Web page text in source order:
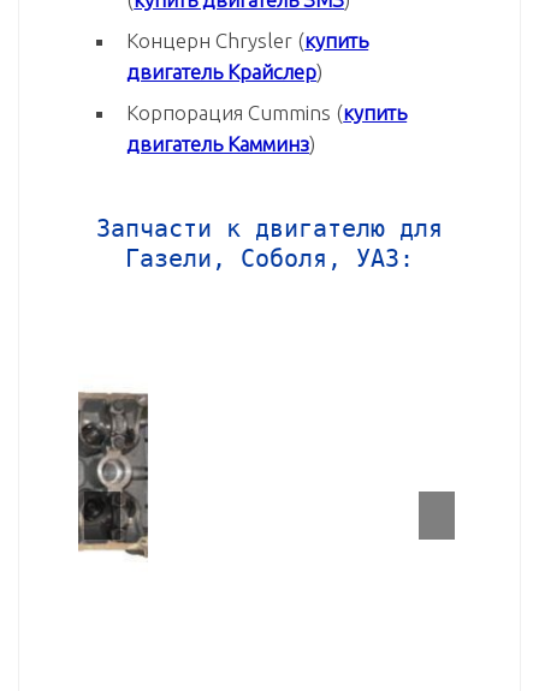
Концерн Chrysler (купить
двигатель Крайслер)
Корпорация Cummins (купить
двигатель Камминз)
Запчасти к двигателю для
Газели, Соболя, УАЗ: